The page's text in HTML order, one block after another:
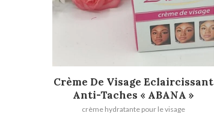
AJOUTER AU PANIER
Crème De Visage Eclaircissant
Anti-Taches « ABANA »
crème hydratante pour le visage